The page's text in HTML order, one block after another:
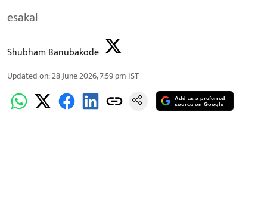
esakal
Shubham Banubakode
Updated on:28 June 2026, 7:59 pm IST
Add as a preferred
source on Google